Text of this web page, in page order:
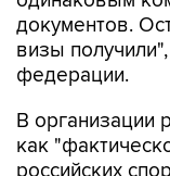
федерации.
В организации
российских
выступить на